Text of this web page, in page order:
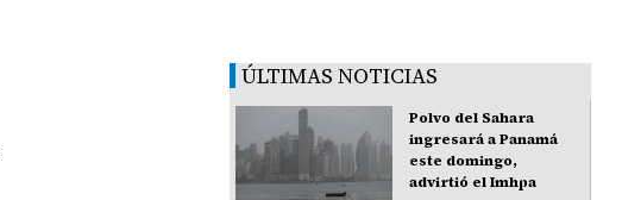
ÚLTIMAS NOTICIAS
Polvo del Sahara
ingresará a Panamá
este domingo,
advirtió el Imhpa